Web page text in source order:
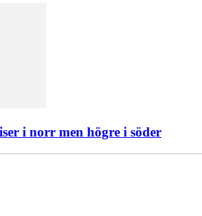
i norr men högre i söder